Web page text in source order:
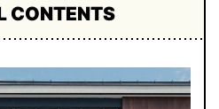
CONTENTS